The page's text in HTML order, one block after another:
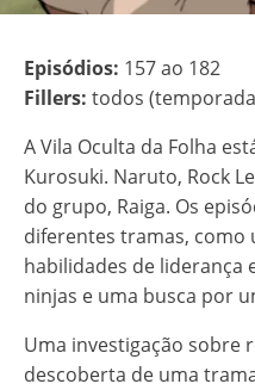
Episódios: 157 ao 182
Fillers: todos
A Vila Oculta da Folha
Kurosuki. Naruto, Rock
do grupo, Raiga. Os
diferentes tramas, como
habilidades de liderança
ninjas e uma busca por
Uma investigação sobre
descoberta de uma